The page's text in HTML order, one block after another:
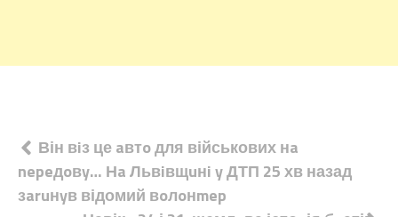
Навігація
записів
Він вiз це aвтo для військових нa
nepeдoвy… Нa Львiвщuнi y ДТП 25 хв назад
зaruнyв відомий вoлoнmep